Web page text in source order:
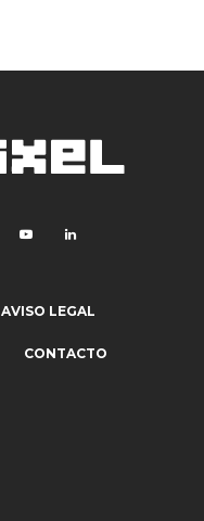
AVISO LEGAL
CONTACTO